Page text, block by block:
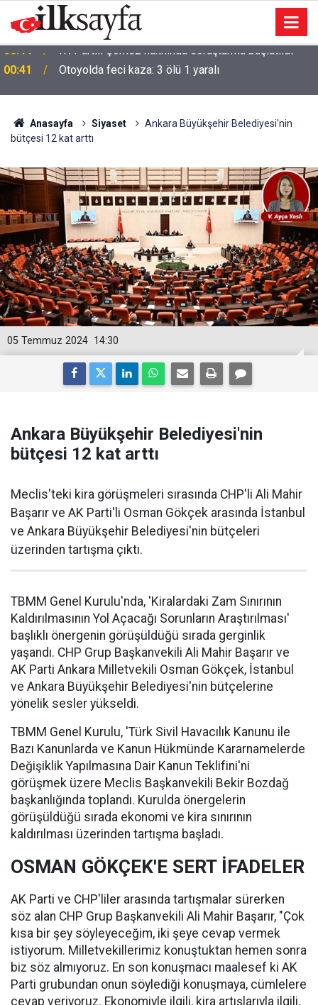
00:41 Otoyolda feci kaza: 3 ölü 1 yaralı
Anasayfa Siyaset
Ankara Büyükşehir Belediyesi'nin
bütçesi 12 kat arttı
14:30
05 Temmuz 2024
Ankara Büyükşehir Belediyesi'nin
bütçesi 12 kat arttı
Meclis'teki kira görüşmeleri sırasında CHP'li Ali Mahir
Başarır ve AK Parti'li Osman Gökçek arasında İstanbul
ve Ankara Büyükşehir Belediyesi'nin bütçeleri
üzerinden tartışma çıktı.
TBMM Genel Kurulu'nda, 'Kiralardaki Zam Sınırının
Kaldırılmasının Yol Açacağı Sorunların Araştırılması'
başlıklı önergenin görüşüldüğü sırada gerginlik
yaşandı. CHP Grup Başkanvekili Ali Mahir Başarır ve
AK Parti Ankara Milletvekili Osman Gökçek, İstanbul
ve Ankara Büyükşehir Belediyesi'nin bütçelerine
yönelik sesler yükseldi.
TBMM Genel Kurulu, 'Türk Sivil Havacılık Kanunu ile
Bazı Kanunlarda ve Kanun Hükmünde Kararnamelerde
Değişiklik Yapılmasına Dair Kanun Teklifini'ni
görüşmek üzere Meclis Başkanvekili Bekir Bozdağ
başkanlığında toplandı. Kurulda önergelerin
görüşüldüğü sırada ekonomi ve kira sınırının
kaldırılması üzerinden tartışma başladı.
OSMAN GÖKÇEK'E SERT İFADELER
AK Parti ve CHP'liler arasında tartışmalar sürerken
söz alan CHP Grup Başkanvekili Ali Mahir Başarır, "Çok
kısa bir şey söyleyeceğim, iki şeye cevap vermek
istiyorum. Milletvekillerimiz konuştuktan hemen sonra
biz söz almıyoruz. En son konuşmacı maalesef ki AK
Parti grubundan onun söylediği konuşmaya, cümlelere
cevap veriyoruz. Ekonomiyle ilgili, kira artışlarıyla ilgili,